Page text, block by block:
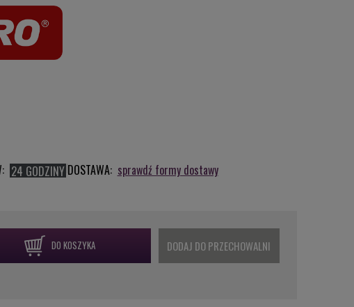
24 GODZINYDOSTAWA: sprawdź formy dostawy
DO KOSZYKA DODAJ DO PRZECHOWALNI